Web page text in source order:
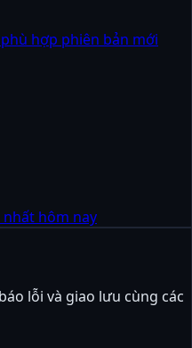
hợp phiên bản mới
nhất hôm nay
lỗi và giao lưu cùng các